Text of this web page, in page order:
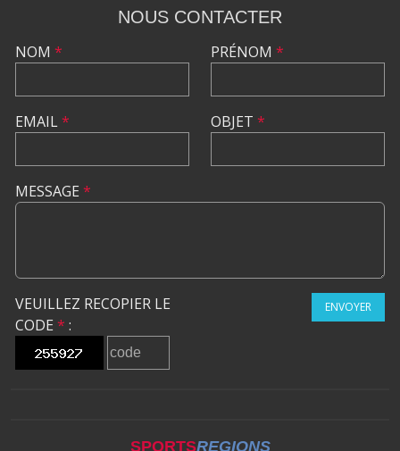
NOUS CONTACTER
NOM *
EMAIL*
PRÉNOM *
OBJET *
MESSAGE *
VEUILLEZ RECOPIER LE
CODE * :
ENVOYER
SPORTSREGIONS